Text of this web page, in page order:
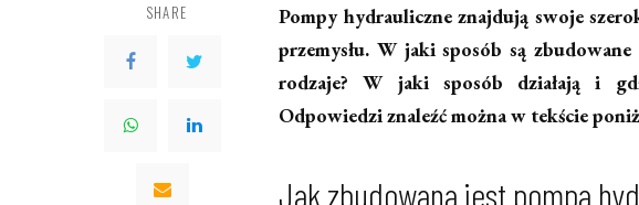
SHARE
Pompy hydrauliczne znajdują swoje
przemysłu. W jaki sposób są
rodzaje? W jaki sposób działają i
Odpowiedzi znaleźć można w tekście
Jak zbudowana jest pompa